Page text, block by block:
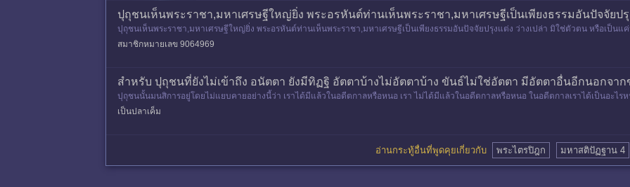
ปุถุชนเห็นพระราชา,มหาเศรษฐีใหญ่ยิ่ง พระอรหันต์ท่านเห็นพระราชา,มหาเศรษฐีเป็นเพียงธรรมอันปัจจัยปรุ
ปุถุชนเห็นพระราชา,มหาเศรษฐีใหญ่ยิ่ง พระอรหันต์ท่านเห็นพระราชา,มหาเศรษฐีเป็นเพียงธรรมอันปัจจัยปรุงแต่ง ว่างเปล่า มิใช่ตัวตน หรือเป็น
นต์รู้สึกว่าตั
สมาชิกหมายเลข 9064969
สำหรับ ปุถุชนที่ยังไม่เข้าถึง อนัตตา ยังมีทิฏฐิ อัตตาบ้างไม่อัตตาบ้าง ขันธ์ไม่ใช่อัตตา มีอัตตาอื่นอีกนอกจา
ปุถุชนนั้นมนสิการอยู่โดยไม่แยบคายอย่างนี้ว่า เราได้มีแล้วในอดีตกาลหรือหนอ เรา ไม่ได้มีแล้วในอดีตกาลหรือหนอ ในอดีตกาลเราได้เป็นอะไรห
ด้เป็นอะไรแล้วจึงเป็นอ
เป็นปลาเค็ม
อ่านกระทู้อื่นที่พูดคุยเกี่ยวกับ พระไตรปิฎก มหาสติปัฏฐาน 4